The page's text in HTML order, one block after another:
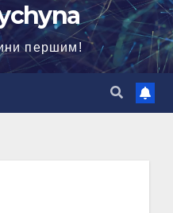
першим!